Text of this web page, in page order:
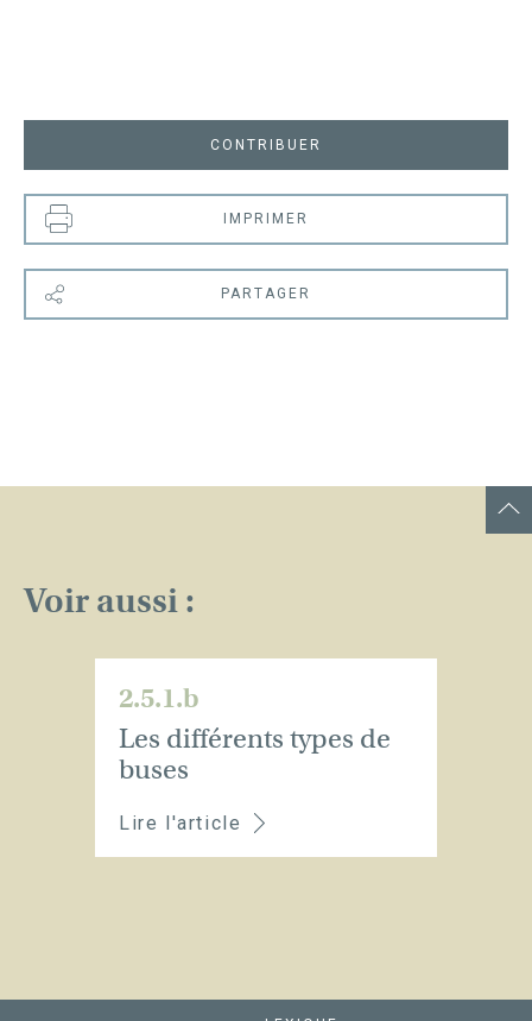
CONTRIBUER
IMPRIMER
PARTAGER
Voir aussi :
2.5.1.b
Les différents types de
buses
Lire l'article